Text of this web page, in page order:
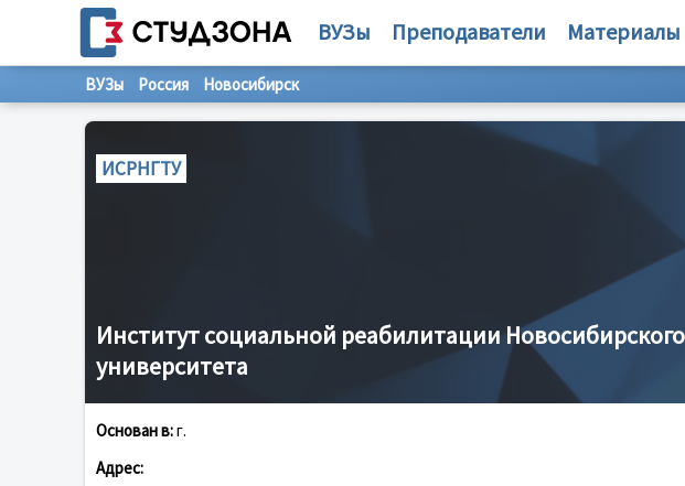
ВУЗы Преподаватели Материалы
ВУЗы Россия Новосибирск
ИСРНГТУ
Институт социальной реабилитации Новосибирского
университета
Основан в:г.
Адрес: